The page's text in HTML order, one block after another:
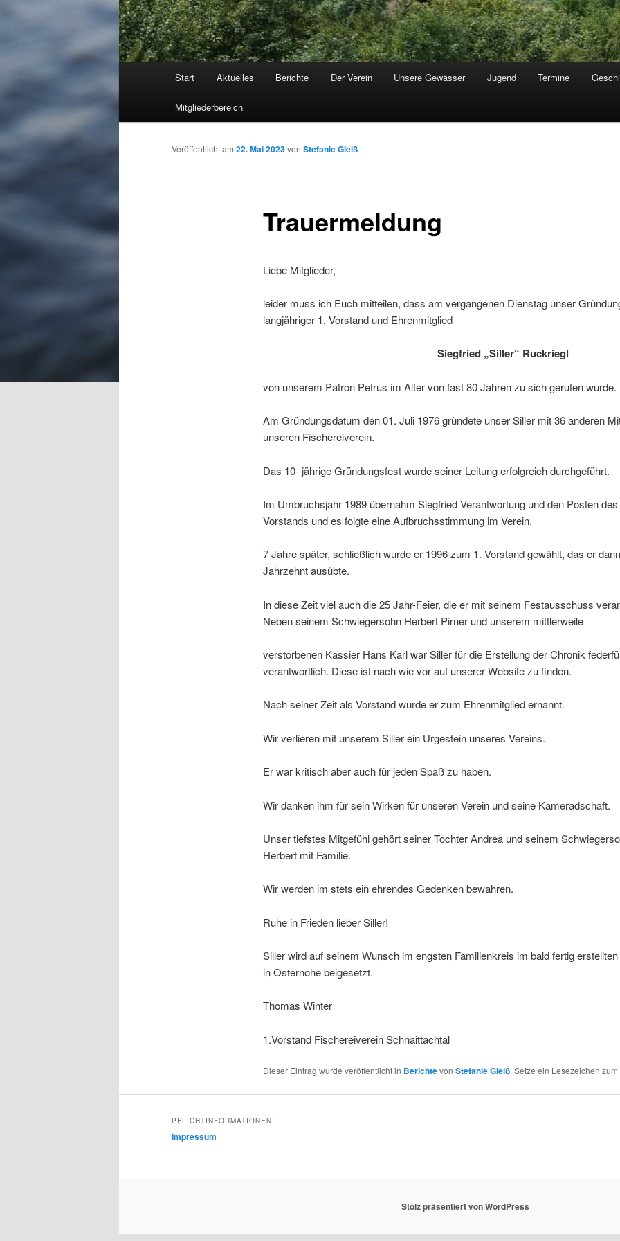
Start Aktuelles Berichte Der Verein Unsere Gewässer Jugend Termine
Mitgliederbereich
Trauermeldung
Veröffentlicht am 22. Mai 2023von Stefanie Gleiß
Liebe Mitglieder,
leider muss ich Euch mitteilen, dass am vergangenen Dienstag unser
langjähriger 1. Vorstand und Ehrenmitglied
Siegfried „Siller“ Ruckriegl
von unserem Patron Petrus im Alter von fast 80 Jahren zu sich gerufen wurde.
Am Gründungsdatum den 01. Juli 1976 gründete unser Siller mit 36 anderen
unseren Fischereiverein.
Das 10- jährige Gründungsfest wurde seiner Leitung erfolgreich durchgeführt.
Im Umbruchsjahr 1989 übernahm Siegfried Verantwortung und den Posten des
Vorstands und es folgte eine Aufbruchsstimmung im Verein.
7 Jahre später, schließlich wurde er 1996 zum 1. Vorstand gewählt, das er
Jahrzehnt ausübte.
In diese Zeit viel auch die 25 Jahr-Feier, die er mit seinem Festausschuss
Neben seinem Schwiegersohn Herbert Pirner und unserem mittlerweile
verstorbenen Kassier Hans Karl war Siller für die Erstellung der Chronik
verantwortlich. Diese ist nach wie vor auf unserer Website zu finden.
Nach seiner Zeit als Vorstand wurde er zum Ehrenmitglied ernannt.
Wir verlieren mit unserem Siller ein Urgestein unseres Vereins.
Er war kritisch aber auch für jeden Spaß zu haben.
Wir danken ihm für sein Wirken für unseren Verein und seine Kameradschaft.
Unser tiefstes Mitgefühl gehört seiner Tochter Andrea und seinem
Herbert mit Familie.
Wir werden im stets ein ehrendes Gedenken bewahren.
Ruhe in Frieden lieber Siller!
Siller wird auf seinem Wunsch im engsten Familienkreis im bald fertig
in Osternohe beigesetzt.
Thomas Winter
1.Vorstand Fischereiverein Schnaittachtal
Dieser Eintrag wurde veröffentlicht in Berichtevon Stefanie Gleiß. Setze ein Lesezeichen zum
PFLICHTINFORMATIONEN:
Impressum
Stolz präsentiert von WordPress